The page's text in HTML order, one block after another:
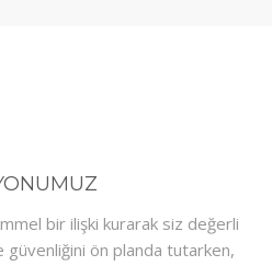
bir ilişki kurarak siz değerli
güvenliğini ön planda tutarken,